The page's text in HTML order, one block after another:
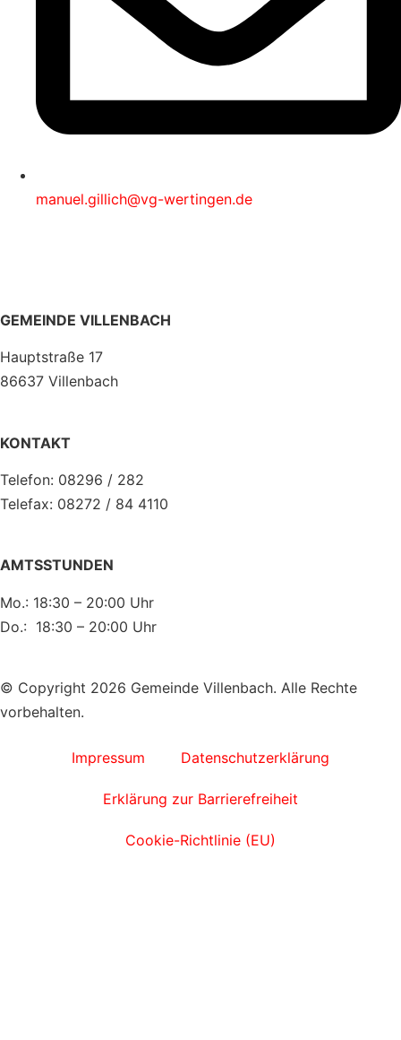
manuel.gillich@vg-wertingen.de
GEMEINDE VILLENBACH
Hauptstraße 17
86637 Villenbach
KONTAKT
Telefon: 08296 / 282
Telefax: 08272 / 84 4110
AMTSSTUNDEN
Mo.: 18:30 – 20:00 Uhr
Do.: 18:30 – 20:00 Uhr
© Copyright 2026 Gemeinde Villenbach. Alle Rechte
vorbehalten.
Impressum Datenschutzerklärung
Erklärung zur Barrierefreiheit
Cookie-Richtlinie (EU)